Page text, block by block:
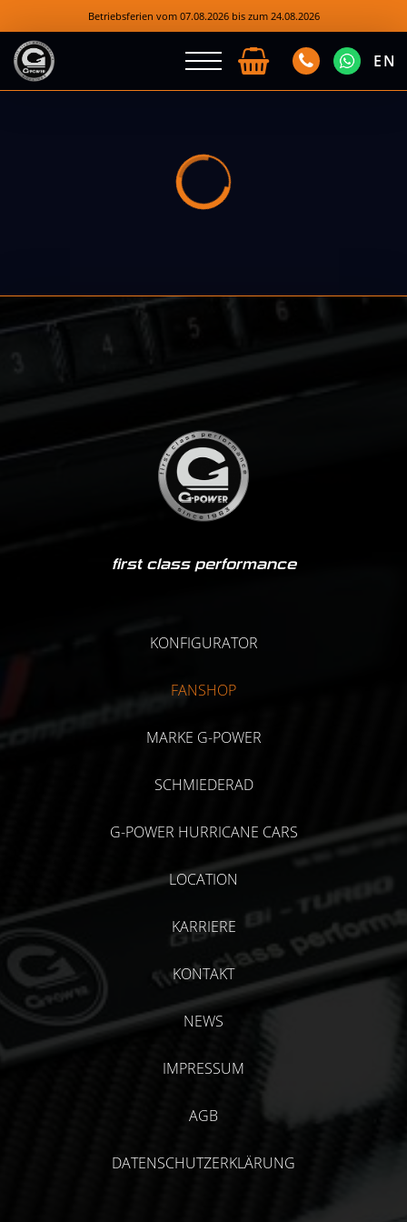
Betriebsferien vom 07.08.2026 bis zum 24.08.2026
EN
first class performance
KONFIGURATOR
FANSHOP
MARKE G-POWER
SCHMIEDERAD
G-POWER HURRICANE CARS
LOCATION
KARRIERE
KONTAKT
NEWS
IMPRESSUM
AGB
DATENSCHUTZERKLÄRUNG